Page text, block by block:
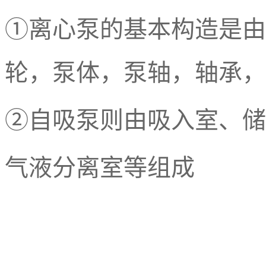
①离心泵的基本构造是
轮，泵体，泵轴，轴承
②自吸泵则由吸入室、
气液分离室等组成